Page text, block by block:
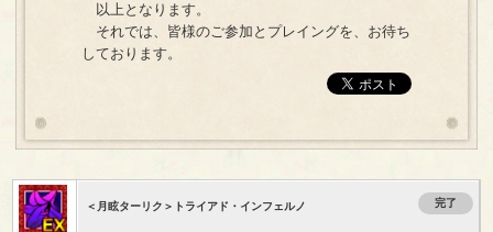
以上となります。
それでは、皆様のご参加とプレイングを、お待ち
しております。
＜月眩ターリク＞トライアド・インフェルノ 完了